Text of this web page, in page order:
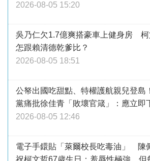
2026-08-05 15:20
吳乃仁欠1.7億爽搭豪車上健身房 柯
怎跟賴清德乾爹比？
2026-08-05 18:51
公帑出國吃甜點、特權護航親兒登
黨痛批徐佳青「敗壞官箴」：應立即
2026-08-05 12:46
電子手鐶貼「萊爾校長吃毒油」 陳